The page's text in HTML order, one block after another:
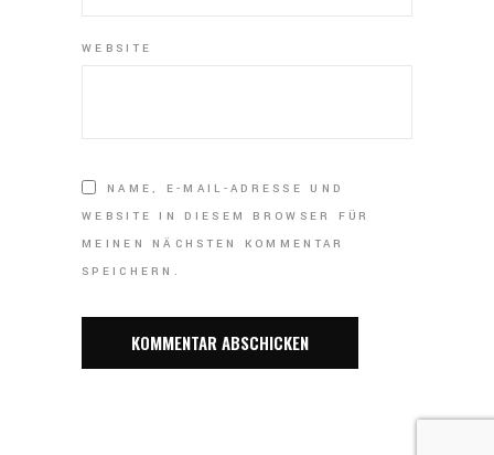
WEBSITE
NAME, E-MAIL-ADRESSE UND
WEBSITE IN DIESEM BROWSER FÜR
MEINEN NÄCHSTEN KOMMENTAR
SPEICHERN.